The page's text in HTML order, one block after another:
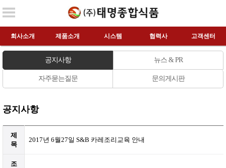
회사소개 제품소개 시스템 협력사 고객센터
공지사항 뉴스 & PR
자주묻는질문 문의게시판
공지사항
제
목
2017년 6월27일 S&B 카레조리교육 안내
조